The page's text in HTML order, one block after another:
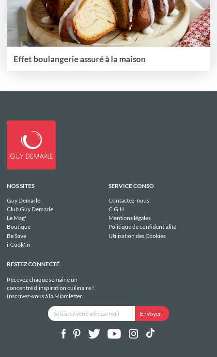
Effet boulangerie assuré à la maison
NOS SITES
Guy Demarle
Club Guy Demarle
Le Mag'
Boutique
Be Save
i-Cook'in
SERVICE CONSO
Contactez-nous
C.G.U
Mentions légales
Politique de confidentialité
Utilisation des Cookies
RESTEZ CONNECTÉ
Recevez chaque semaine un
concentré d'inspiration cuilinaire !
Inscrivez-vous à la Miamletter.